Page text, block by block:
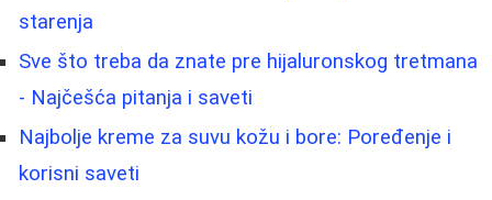
starenja
Sve što treba da znate pre hijaluronskog tretmana
- Najčešća pitanja i saveti
Najbolje kreme za suvu kožu i bore: Poređenje i
korisni saveti